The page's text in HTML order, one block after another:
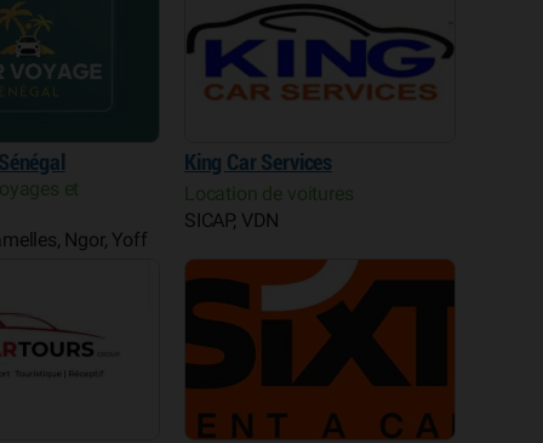
et
Ngor, Yoff
King Car Services
Location de voitures
SICAP, VDN